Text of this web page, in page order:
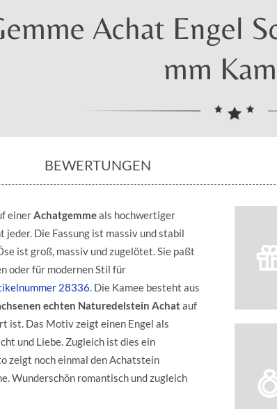
Achat Engel
mm
BEWERTUNGEN
einer Achatgemmeals hochwertiger
jeder. Die Fassung ist massiv und stabil
ist groß, massiv und zugelötet. Sie paßt
oder für modernen Stil für
28336 . Die Kamee besteht aus
echten Naturedelstein Achatauf
ist. Das Motiv zeigt einen Engel als
und Liebe. Zugleich ist dies ein
zeigt noch einmal den Achatstein
Wunderschön romantisch und zugleich